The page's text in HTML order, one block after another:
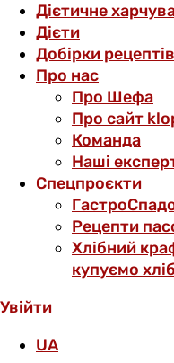
Дієтичне
Дієти
Добірки рецептів
Про нас
Про Шефа
Про сайт
Команда
Наші
Спецпроєкти
Рецепти
Хлібний
купуємо
Увійти
UA